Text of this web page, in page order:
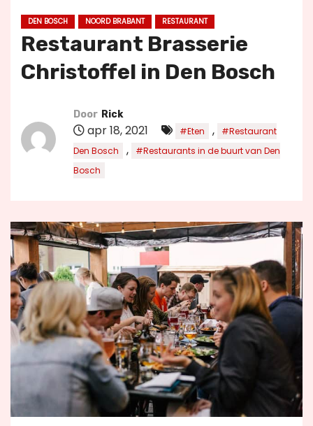
DEN BOSCH NOORD BRABANT RESTAURANT
Restaurant Brasserie
Christoffel in Den Bosch
Door Rick
apr 18, 2021 #Eten ,
#Restaurant
Den Bosch
,
#Restaurants in de buurt van Den
Bosch